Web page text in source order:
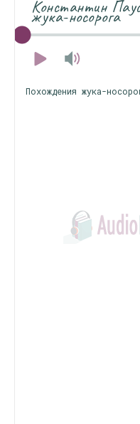
Константин
жука-носорога
Похождения жука-